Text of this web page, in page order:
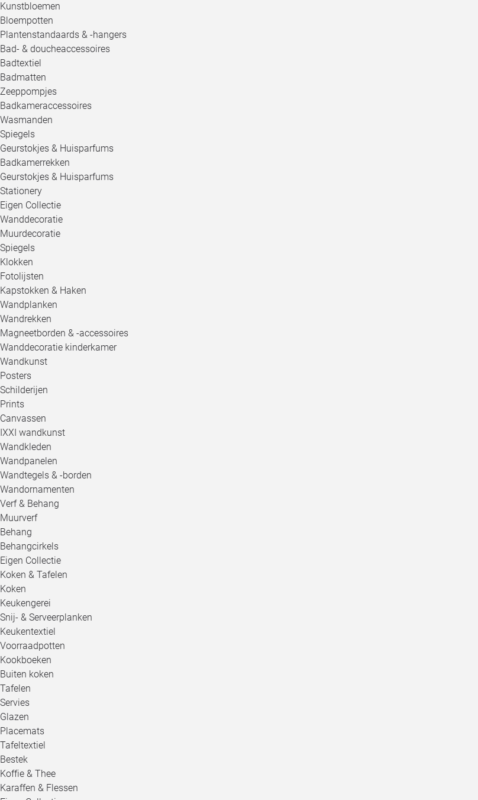
Kunstbloemen
Bloempotten
Plantenstandaards & -hangers
Bad- & doucheaccessoires
Badtextiel
Badmatten
Zeeppompjes
Badkameraccessoires
Wasmanden
Spiegels
Geurstokjes & Huisparfums
Badkamerrekken
Geurstokjes & Huisparfums
Stationery
Eigen Collectie
Wanddecoratie
Muurdecoratie
Spiegels
Klokken
Fotolijsten
Kapstokken & Haken
Wandplanken
Wandrekken
Magneetborden & -accessoires
Wanddecoratie kinderkamer
Wandkunst
Posters
Schilderijen
Prints
Canvassen
IXXI wandkunst
Wandkleden
Wandpanelen
Wandtegels & -borden
Wandornamenten
Verf & Behang
Muurverf
Behang
Behangcirkels
Eigen Collectie
Koken & Tafelen
Koken
Keukengerei
Snij- & Serveerplanken
Keukentextiel
Voorraadpotten
Kookboeken
Buiten koken
Tafelen
Servies
Glazen
Placemats
Tafeltextiel
Bestek
Koffie & Thee
Karaffen & Flessen